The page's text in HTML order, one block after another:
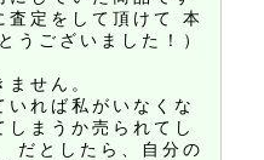
査定をして頂けて 本
うございました！）
せん。
いれば私がいなくな
しまうか売られてし
だとしたら、自分の